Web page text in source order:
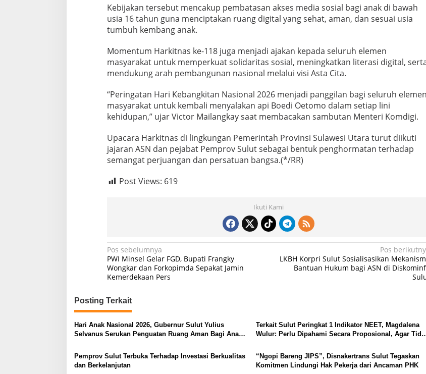
I
f
o
m
a
i
a
n
D
i
t
a
i
s
Kebijakan tersebut mencakup pembatasan akses media sosial bagi anak di bawah
usia 16 tahun guna menciptakan ruang digital yang sehat, aman, dan sesuai usia
tumbuh kembang anak.
Momentum Harkitnas ke-118 juga menjadi ajakan kepada seluruh elemen
masyarakat untuk memperkuat solidaritas sosial, meningkatkan literasi digital,
mendukung arah pembangunan nasional melalui visi Asta Cita.
“Peringatan Hari Kebangkitan Nasional 2026 menjadi panggilan bagi seluruh elemen
masyarakat untuk kembali menyalakan api Boedi Oetomo dalam setiap lini
kehidupan,” ujar Victor Mailangkay saat membacakan sambutan Menteri Komdigi.
Upacara Harkitnas di lingkungan Pemerintah Provinsi Sulawesi Utara turut diikuti
jajaran ASN dan pejabat Pemprov Sulut sebagai bentuk penghormatan terhadap
semangat perjuangan dan persatuan bangsa.(*/RR)
Post Views: 619
Ikuti Kami
N
a
v
i
g
a
s
i
p
Pos sebelumnya
PWI Minsel Gelar FGD, Bupati Frangky
Wongkar dan Forkopimda Sepakat Jamin
Kemerdekaan Pers
Pos
LKBH Korpri Sulut Sosialisasikan
Bantuan Hukum bagi ASN di
Posting Terkait
Hari Anak Nasional 2026, Gubernur Sulut Yulius
Selvanus Serukan Penguatan Ruang Aman Bagi Anak,
Terkait Sulut Peringkat 1 Indikator NEET, Magdalena
Wulur: Perlu Dipahami Secara Proposional, Agar
Pemprov Sulut Terbuka Terhadap Investasi Berkualitas
dan Berkelanjutan
“Ngopi Bareng JIPS”, Disnakertrans Sulut Tegaskan
Komitmen Lindungi Hak Pekerja dari Ancaman PHK